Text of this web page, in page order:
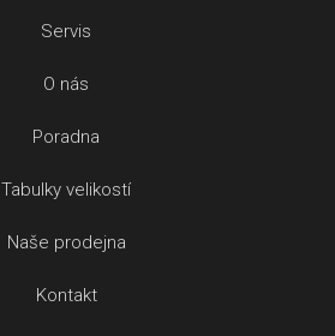
Servis
O nás
Poradna
Tabulky velikostí
Naše prodejna
Kontakt